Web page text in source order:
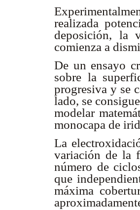
realizada
deposición, la
comienza a
De un ensayo
sobre la
progresiva y se
lado, se
modelar
monocapa de
La
variación de la
número de
que
máxima